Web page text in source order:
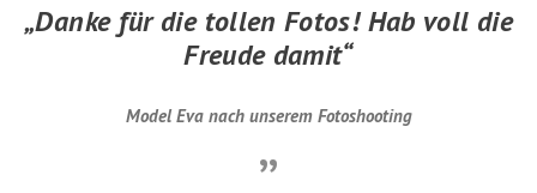
„Danke für die tollen Fotos! Hab voll die
Freude damit“
Model Eva nach unserem Fotoshooting